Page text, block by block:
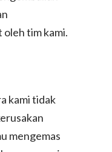
tim kami.
kami tidak
mengemas